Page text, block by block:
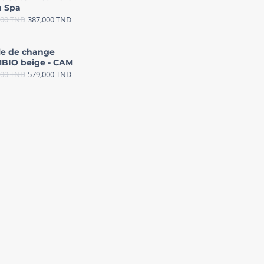
Spa
TND 387,000TND
de change
beige - CAM
TND 579,000TND